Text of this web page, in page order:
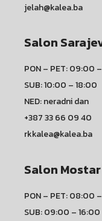
jelah@kalea.ba
Salon
PON – PET: 09:00
SUB: 10:00 – 18:00
NED: neradni dan
+387 33 66 09 40
rkkalea@kalea.ba
Salon Mostar
PON – PET: 08:00
SUB: 09:00 – 16:00